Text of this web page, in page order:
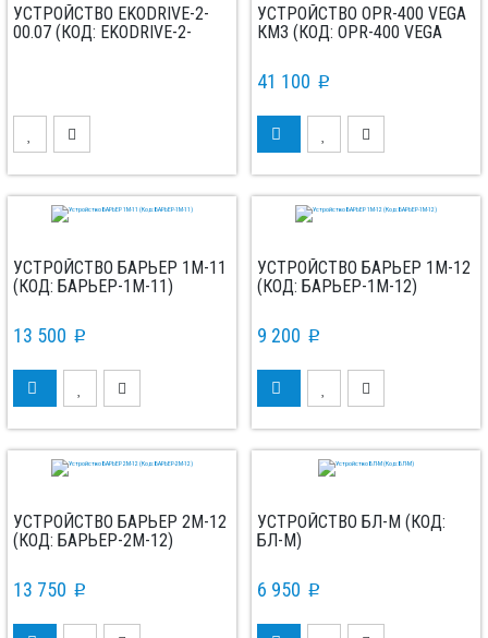
УСТРОЙСТВО EKODRIVE-2-
00.07 (КОД: EKODRIVE-2-
УСТРОЙСТВО OPR-400 VEGA
КМЗ (КОД: OPR-400 VEGA
41 100 p
УСТРОЙСТВО БАРЬЕР 1М-11
(КОД: БАРЬЕР-1М-11)
13 500 p
УСТРОЙСТВО БАРЬЕР 1М-12
(КОД: БАРЬЕР-1М-12)
9 200 p
УСТРОЙСТВО БАРЬЕР 2М-12
(КОД: БАРЬЕР-2М-12)
13 750 p
УСТРОЙСТВО БЛ-М (КОД:
БЛ-М)
6 950 p